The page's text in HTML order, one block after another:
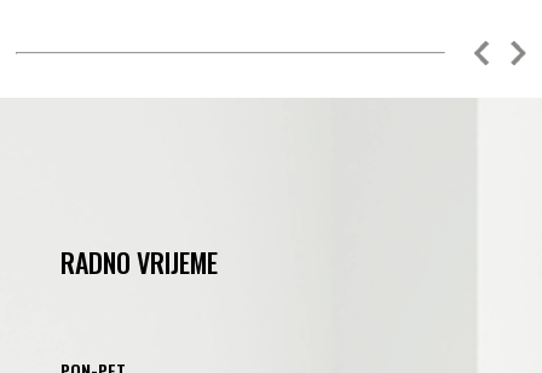
RADNO VRIJEME